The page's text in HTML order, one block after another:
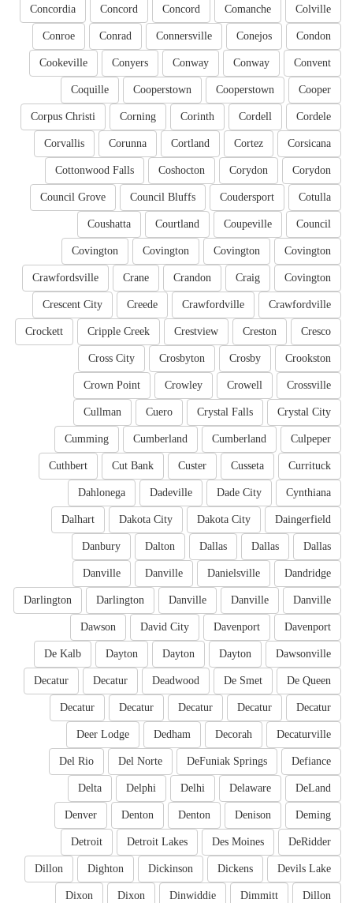
Colville
Comanche
Concord
Concord
Concordia
Condon
Conejos
Connersville
Conrad
Conroe
Convent
Conway
Conway
Conyers
Cookeville
Cooper
Cooperstown
Cooperstown
Coquille
Cordele
Cordell
Corinth
Corning
Corpus Christi
Corsicana
Cortez
Cortland
Corunna
Corvallis
Corydon
Corydon
Coshocton
Cottonwood Falls
Cotulla
Coudersport
Council Bluffs
Council Grove
Council
Coupeville
Courtland
Coushatta
Covington
Covington
Covington
Covington
Covington
Craig
Crandon
Crane
Crawfordsville
Crawfordville
Crawfordville
Creede
Crescent City
Cresco
Creston
Crestview
Cripple Creek
Crockett
Crookston
Crosby
Crosbyton
Cross City
Crossville
Crowell
Crowley
Crown Point
Crystal City
Crystal Falls
Cuero
Cullman
Culpeper
Cumberland
Cumberland
Cumming
Currituck
Cusseta
Custer
Cut Bank
Cuthbert
Cynthiana
Dade City
Dadeville
Dahlonega
Daingerfield
Dakota City
Dakota City
Dalhart
Dallas
Dallas
Dallas
Dalton
Danbury
Dandridge
Danielsville
Danville
Danville
Danville
Danville
Danville
Darlington
Darlington
Davenport
Davenport
David City
Dawson
Dawsonville
Dayton
Dayton
Dayton
De Kalb
De Queen
De Smet
Deadwood
Decatur
Decatur
Decatur
Decatur
Decatur
Decatur
Decatur
Decaturville
Decorah
Dedham
Deer Lodge
Defiance
DeFuniak Springs
Del Norte
Del Rio
DeLand
Delaware
Delhi
Delphi
Delta
Deming
Denison
Denton
Denton
Denver
DeRidder
Des Moines
Detroit Lakes
Detroit
Devils Lake
Dickens
Dickinson
Dighton
Dillon
Dillon
Dimmitt
Dinwiddie
Dixon
Dixon